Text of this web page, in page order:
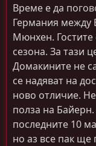
Време е да
Германия между
Мюнхен. Гостите
сезона. За тази
Домакините не
се надяват на
ново отличие.
полза на
последните 10
но аз все пак ще